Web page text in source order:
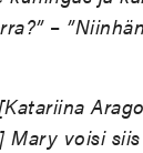
–
voisi